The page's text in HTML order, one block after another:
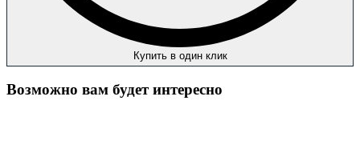
Купить в один клик
Возможно вам будет интересно